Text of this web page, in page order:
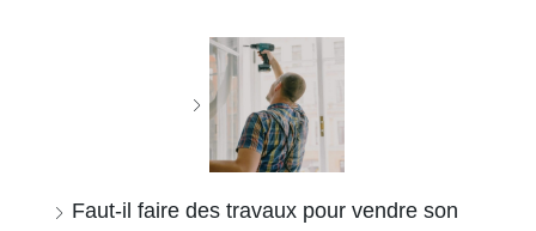
Faut-il faire des travaux pour vendre son